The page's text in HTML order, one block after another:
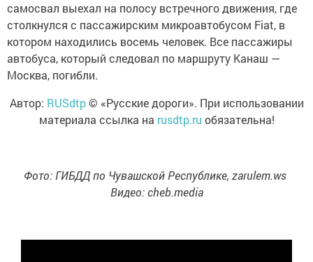
самосвал выехал на полосу встречного движения, где
столкнулся с пассажирским микроавтобусом Fiat, в
котором находились восемь человек. Все пассажиры
автобуса, который следовал по маршруту Канаш —
Москва, погибли.
Автор: RUSdtp© «Русские дороги». При использовании
материала ссылка на rusdtp.ru обязательна!
Фото: ГИБДД по Чувашской Республике, zarulem.ws
Видео: cheb.media